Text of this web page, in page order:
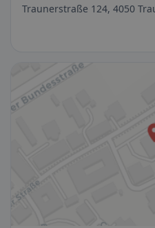
Traunerstraße 124, 4050